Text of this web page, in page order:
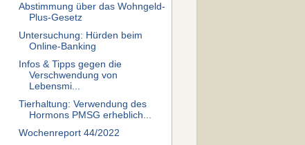
Abstimmung über das Wohngeld-
Plus-Gesetz
Untersuchung: Hürden beim
Online-Banking
Infos & Tipps gegen die
Verschwendung von
Lebensmi...
Tierhaltung: Verwendung des
Hormons PMSG erheblich...
Wochenreport 44/2022